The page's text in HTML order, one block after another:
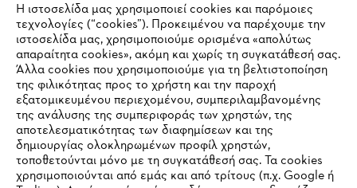
#STIHL
Εταιρεία
Η ιστοσελίδα μας χρησιμοποιεί cookies και παρόμοιες
τεχνολογίες (“cookies”). Προκειμένου να παρέχουμε την
ιστοσελίδα μας, χρησιμοποιούμε ορισμένα «απολύτως
απαραίτητα cookies», ακόμη και χωρίς τη συγκατάθεσή σας.
Άλλα cookies που χρησιμοποιούμε για τη βελτιστοποίηση
της φιλικότητας προς το χρήστη και την παροχή
εξατομικευμένου περιεχομένου, συμπεριλαμβανομένης
της ανάλυσης της συμπεριφοράς των χρηστών, της
αποτελεσματικότητας των διαφημίσεων και της
δημιουργίας ολοκληρωμένων προφίλ χρηστών,
τοποθετούνται μόνο με τη συγκατάθεσή σας. Τα cookies
χρησιμοποιούνται από εμάς και από τρίτους (π.χ. Google ή